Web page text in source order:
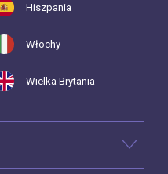
Hiszpania
Włochy
Wielka Brytania